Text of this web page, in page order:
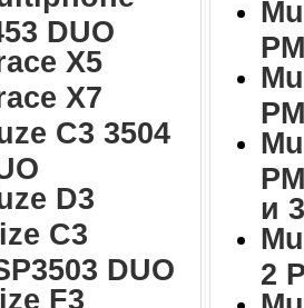
DUO
X5
X7
C3 3504
D3
C3
DUO
F3
и
2